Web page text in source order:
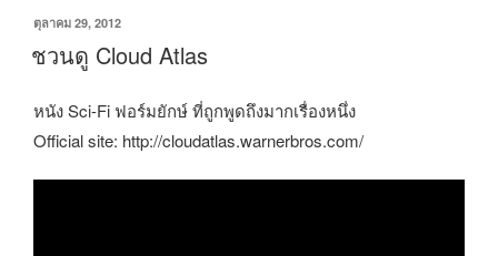
เขียน
ที่
ตุลาคม 29, 2012
ชวนดู Cloud Atlas
หนัง Sci-Fi ฟอร์มยักษ์ ที่ถูกพูดถึงมากเรื่องหนึ่ง
Official site: http://cloudatlas.warnerbros.com/